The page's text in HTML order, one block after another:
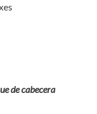
de cabecera